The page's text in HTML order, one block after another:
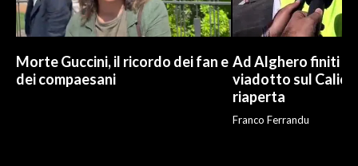
Morte Guccini, il ricordo dei fan e
dei compaesani
Ad Alghero finiti i
viadotto sul
riaperta
Franco Ferrandu